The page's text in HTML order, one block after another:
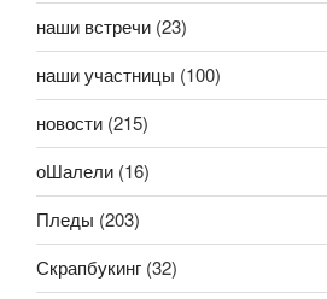
наши встречи (23)
наши участницы (100)
новости (215)
оШалели (16)
Пледы (203)
Скрапбукинг (32)